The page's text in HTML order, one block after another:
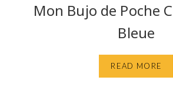
Mon Bujo de Poche
Bleue
READ MORE